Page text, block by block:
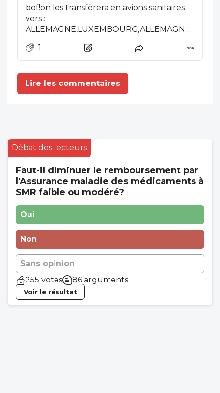
bof!on les transfèrera en avions sanitaires
vers :
COVID!
1
Lire les commentaires
Débat des lecteurs
Faut-il diminuer le remboursement par
l'Assurance maladie des médicaments à
SMR faible ou modéré?
Oui
Non
Sans opinion
255 votes
86 arguments
Voir le résultat